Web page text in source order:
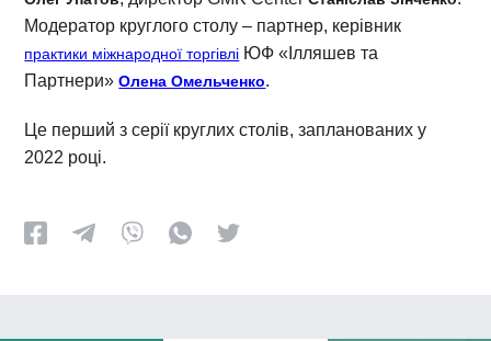
Модератор круглого столу – партнер, керівник
практики міжнародної торгівлі ЮФ «Ілляшев та
Партнери»Олена Омельченко.
Це перший з серії круглих столів, запланованих у
2022 році.